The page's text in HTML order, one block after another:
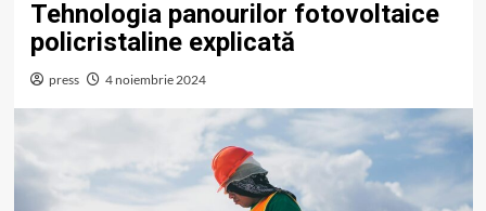
Tehnologia panourilor fotovoltaice
policristaline explicată
press 4 noiembrie 2024